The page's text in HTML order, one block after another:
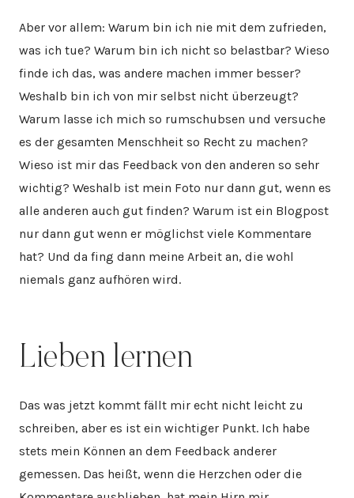
Aber vor allem: Warum bin ich nie mit dem zufrieden,
was ich tue? Warum bin ich nicht so belastbar? Wieso
finde ich das, was andere machen immer besser?
Weshalb bin ich von mir selbst nicht überzeugt?
Warum lasse ich mich so rumschubsen und versuche
es der gesamten Menschheit so Recht zu machen?
Wieso ist mir das Feedback von den anderen so sehr
wichtig? Weshalb ist mein Foto nur dann gut, wenn es
alle anderen auch gut finden? Warum ist ein Blogpost
nur dann gut wenn er möglichst viele Kommentare
hat? Und da fing dann meine Arbeit an, die wohl
niemals ganz aufhören wird.
Lieben lernen
Das was jetzt kommt fällt mir echt nicht leicht zu
schreiben, aber es ist ein wichtiger Punkt. Ich habe
stets mein Können an dem Feedback anderer
gemessen. Das heißt, wenn die Herzchen oder die